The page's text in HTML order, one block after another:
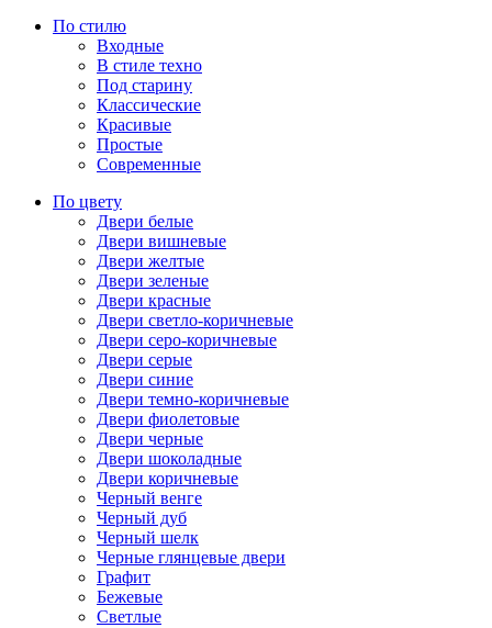
По стилю
Входные
В стиле техно
Под старину
Классические
Красивые
Простые
Современные
По цвету
Двери белые
Двери вишневые
Двери желтые
Двери зеленые
Двери красные
Двери светло-коричневые
Двери серо-коричневые
Двери серые
Двери синие
Двери темно-коричневые
Двери фиолетовые
Двери черные
Двери шоколадные
Двери коричневые
Черный венге
Черный дуб
Черный шелк
Черные глянцевые двери
Графит
Бежевые
Светлые